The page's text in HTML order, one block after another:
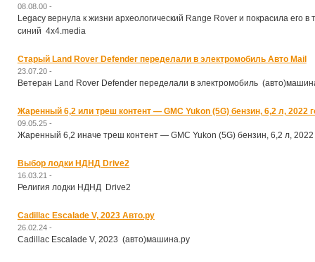
08.08.00 -
Legacy вернула к жизни археологический Range Rover и покрасила его в
синий 4x4.media
Старый Land Rover Defender переделали в электромобиль Авто Mail
23.07.20 -
Ветеран Land Rover Defender переделали в электромобиль
Жаренный 6,2 или треш контент — GMC Yukon (5G) бензин, 6,2 л, 2022
09.05.25 -
Жаренный 6,2 иначе треш контент — GMC Yukon (5G) бензин, 6,2 л,
Выбор лодки НДНД Drive2
16.03.21 -
Религия лодки НДНД Drive2
Cadillac Escalade V, 2023 Авто.ру
26.02.24 -
Cadillac Escalade V, 2023 (авто)машина.ру